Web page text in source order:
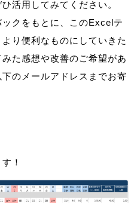
活用してみてください。
クをもとに、このExcelテ
り便利なものにしていきた
た感想や改善のご希望があ
のメールアドレスまでお寄
！